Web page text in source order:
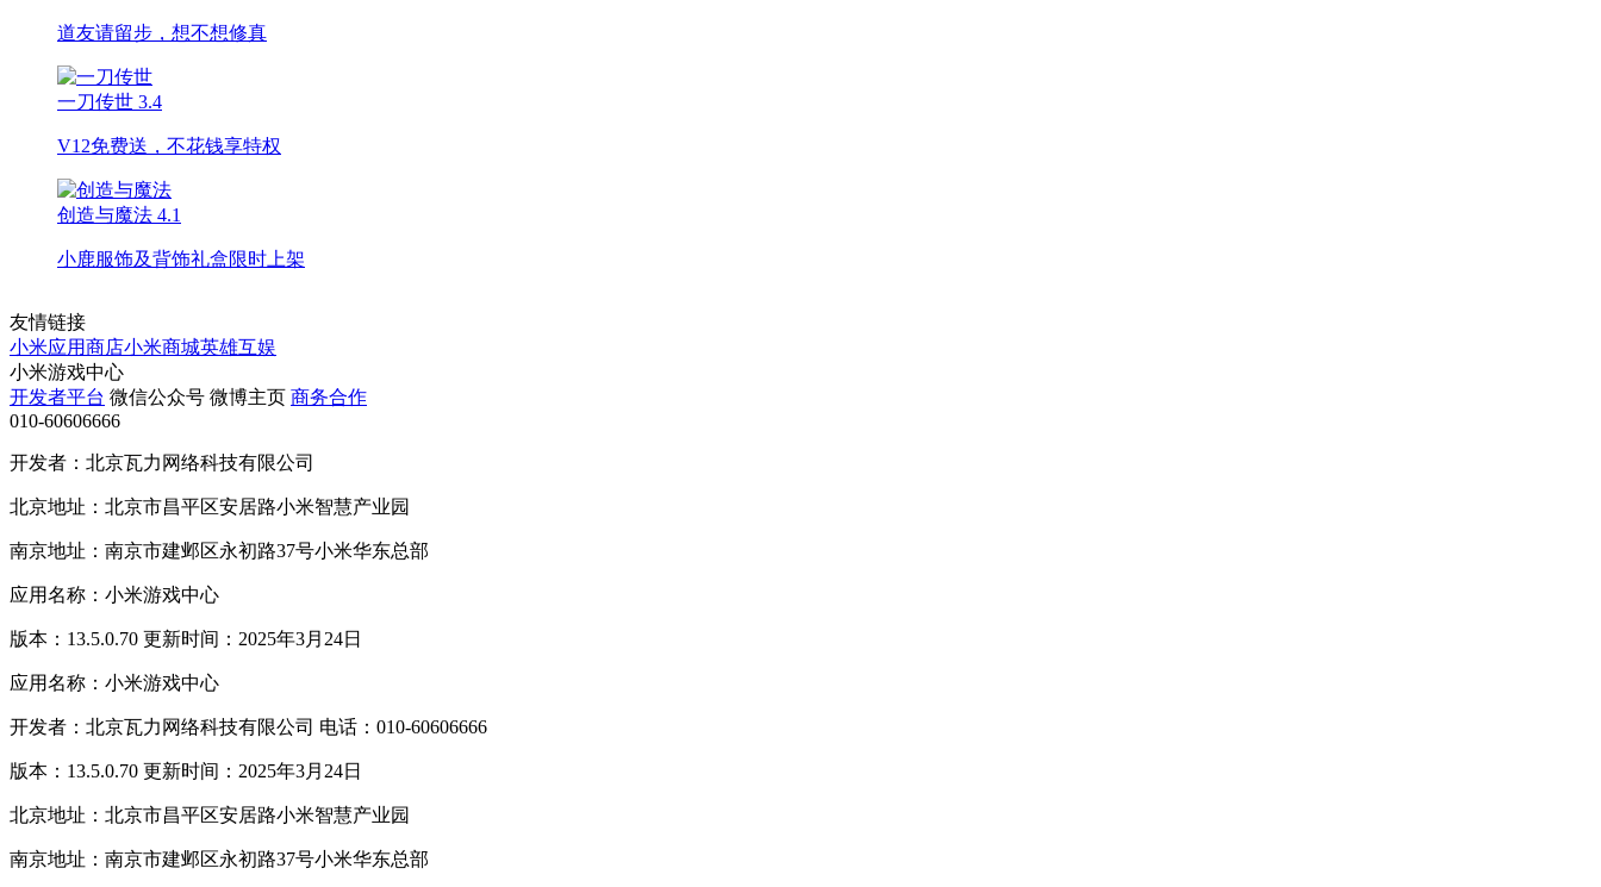
道友请留步，想不想修真
一刀传世 3.4
V12免费送，不花钱享特权
创造与魔法 4.1
小鹿服饰及背饰礼盒限时上架
友情链接
小米应用商店小米商城英雄互娱
小米游戏中心
开发者平台 微信公众号 微博主页 商务合作
010-60606666
开发者：北京瓦力网络科技有限公司
北京地址：北京市昌平区安居路小米智慧产业园
南京地址：南京市建邺区永初路37号小米华东总部
应用名称：小米游戏中心
版本：13.5.0.70 更新时间：2025年3月24日
应用名称：小米游戏中心
开发者：北京瓦力网络科技有限公司 电话：010-60606666
版本：13.5.0.70 更新时间：2025年3月24日
北京地址：北京市昌平区安居路小米智慧产业园
南京地址：南京市建邺区永初路37号小米华东总部